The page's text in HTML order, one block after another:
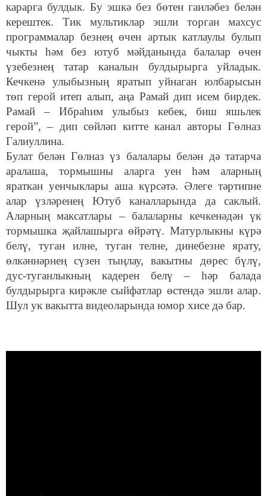
карарга булдык. Бу эшкә без бөтен гаиләбез белән
керештек. Тик мультиклар эшли торган махсус
программалар безнең өчен артык катлаулы булып
чыкты һәм без ютуб мәйданында балалар өчен
үзебезнең татар каналын булдырырга уйладык.
Кечкенә улыбызның яратып уйнаган юлбарысын
төп герой итеп алып, аңа Рамай дип исем бирдек.
Рамай – Ибраһим улыбыз кебек, биш яшьлек
герой”, – дип сөйләп китте канал авторы Гөлназ
Галиуллина.
Булат белән Гөлназ үз балалары белән дә татарча
аралаша, тормышны аларга уен һәм аларның
яраткан уенчыклары аша күрсәтә. Әлеге тәртипне
алар үзләренең Ютуб каналларында да саклый.
Аларның максатлары – балаларны кечкенәдән үк
тормышка җайлашырга өйрәтү. Матурлыкны күрә
белү, туган илне, туган телне, динебезне ярату,
өлкәннәрнең сүзен тыңлау, вакытны дөрес бүлү,
дус-туганлыкның кадерен белү – һәр балада
булдырырга кирәкле сыйфатлар өстендә эшли алар.
Шул ук вакытта видеоларында юмор хисе дә бар.